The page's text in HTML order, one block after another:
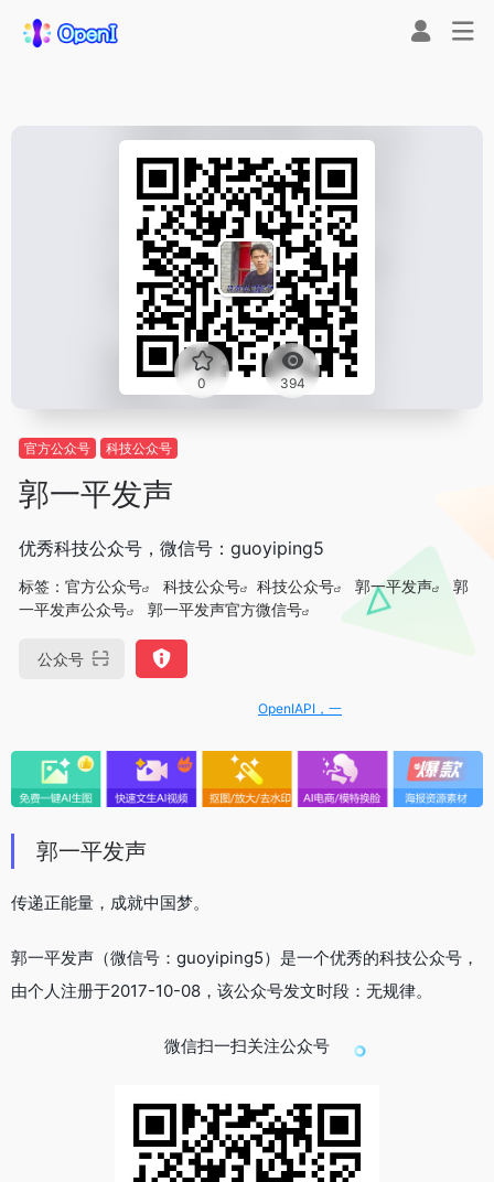
0 394
官方公众号 科技公众号
郭一平发声
优秀科技公众号，微信号：guoyiping5
标签： 官方公众号 科技公众号 科技公众号 郭一平发声
郭
一平发声公众号
郭一平发声官方微信号
公众号
OpenIAPI，一站式大模型API聚合平台
郭一平发声
传递正能量，成就中国梦。
郭一平发声（微信号：guoyiping5）是一个优秀的科技公众号，
由个人注册于2017-10-08，该公众号发文时段：无规律。
微信扫一扫关注公众号